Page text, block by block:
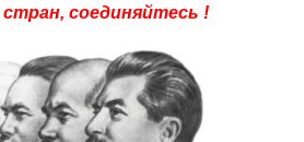
соединяйтесь !